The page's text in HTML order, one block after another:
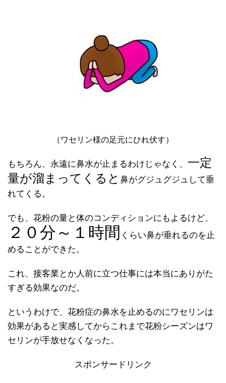
（ワセリン様の足元にひれ伏す）
もちろん、永遠に鼻水が止まるわけじゃなく、 一定
量が溜まってくると 鼻がグジュグジュして垂
れてくる。
でも、花粉の量と体のコンディションにもよるけど、
２０分～１時間 くらい鼻が垂れるのを止
めることができた。
これ、接客業とか人前に立つ仕事には本当にありがた
すぎる効果なのだ。
というわけで、花粉症の鼻水を止めるのにワセリンは
効果があると実感してからこれまで花粉シーズンはワ
セリンが手放せなくなった。
スポンサードリンク